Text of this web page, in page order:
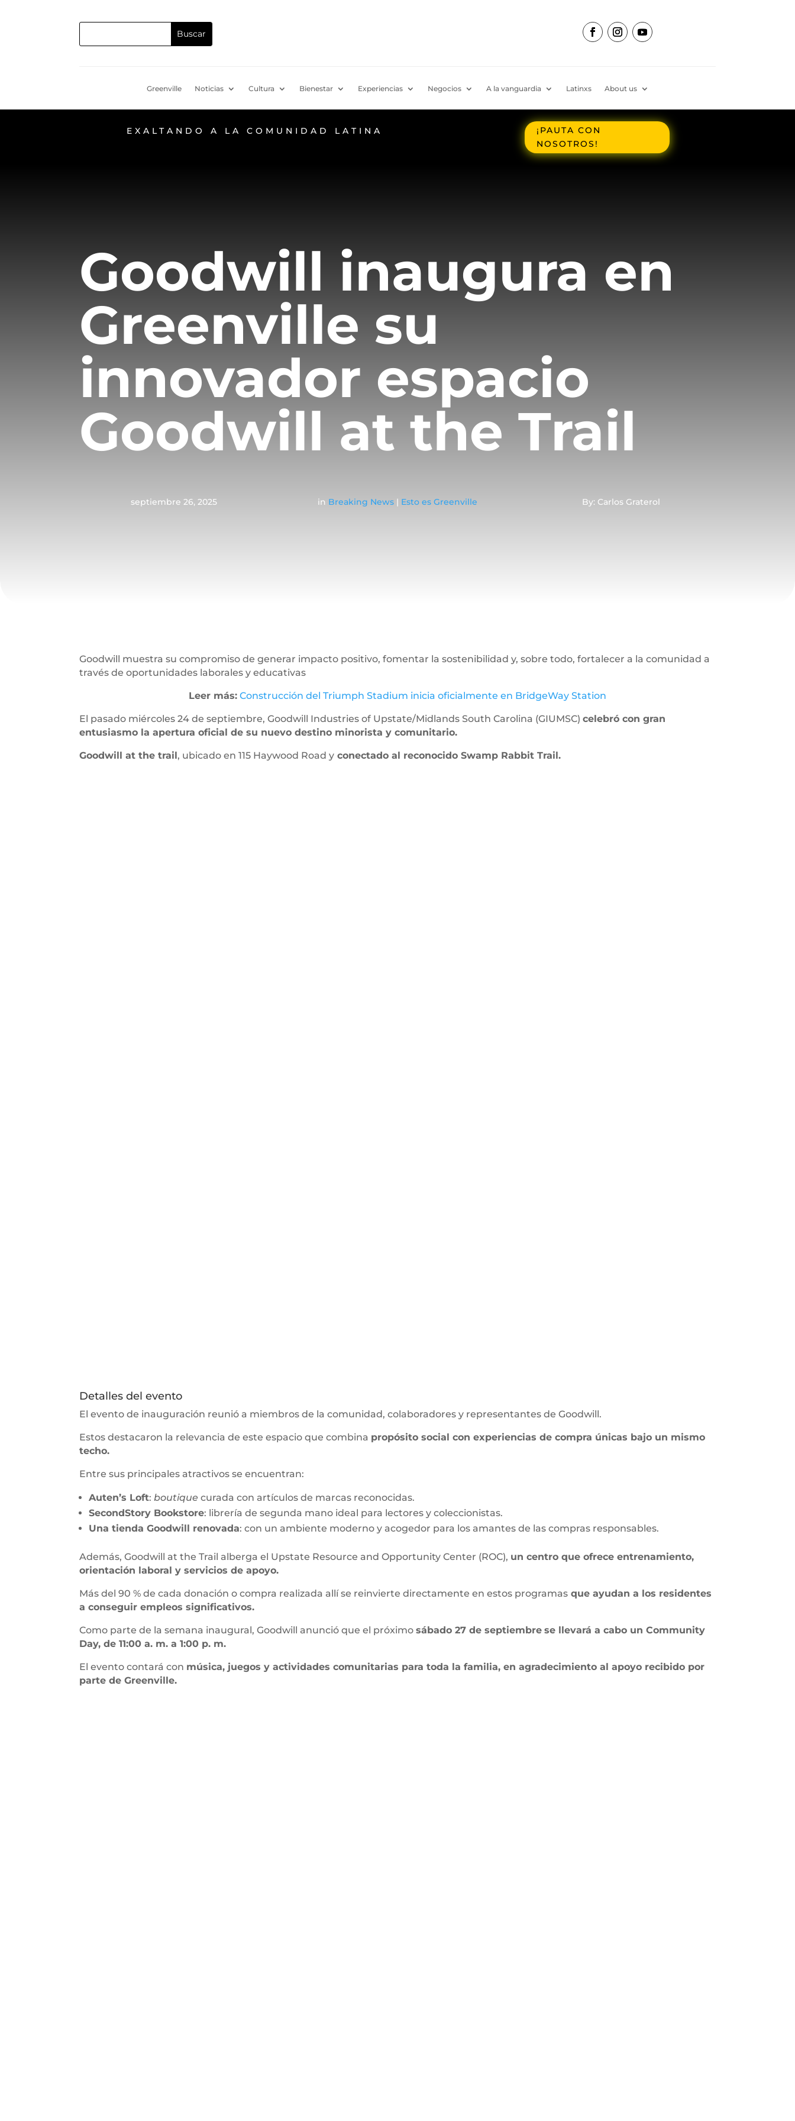
Greenville Noticias Cultura Bienestar Experiencias Negocios A la vanguardia Latinxs About us
EXALTANDO A LA COMUNIDAD LATINA
¡PAUTA CON
NOSOTROS!
Goodwill inaugura en
Greenville su
innovador espacio
Goodwill at the Trail
septiembre 26, 2025 in Breaking News| Esto es Greenville By: Carlos Graterol
Goodwill muestra su compromiso de generar impacto positivo, fomentar la sostenibilidad y, sobre todo, fortalecer a la comunidad a
través de oportunidades laborales y educativas
Leer más: Construcción del Triumph Stadium inicia oficialmente en BridgeWay Station
El pasado miércoles 24 de septiembre, Goodwill Industries of Upstate/Midlands South Carolina (GIUMSC)celebró con gran
entusiasmo la apertura oficial de su nuevo destino minorista y comunitario.
Goodwill at the trail , ubicado en 115 Haywood Road y conectado al reconocido Swamp Rabbit Trail.
Detalles del evento
El evento de inauguración reunió a miembros de la comunidad, colaboradores y representantes de Goodwill.
Estos destacaron la relevancia de este espacio que combina propósito social con experiencias de compra únicas bajo un mismo
techo.
Entre sus principales atractivos se encuentran:
Auten’s Loft:boutiquecurada con artículos de marcas reconocidas.
SecondStory Bookstore: librería de segunda mano ideal para lectores y coleccionistas.
Una tienda Goodwill renovada: con un ambiente moderno y acogedor para los amantes de las compras responsables.
Además, Goodwill at the Trail alberga el Upstate Resource and Opportunity Center (ROC), un centro que ofrece entrenamiento,
orientación laboral y servicios de apoyo.
Más del 90 % de cada donación o compra realizada allí se reinvierte directamente en estos programas que ayudan a los residentes
a conseguir empleos significativos.
Como parte de la semana inaugural, Goodwill anunció que el próximosábado 27 de septiembre se llevará a cabo un Community
Day, de 11:00 a. m. a 1:00 p. m.
El evento contará con música, juegos y actividades comunitarias para toda la familia, en agradecimiento al apoyo recibido por
parte de Greenville.